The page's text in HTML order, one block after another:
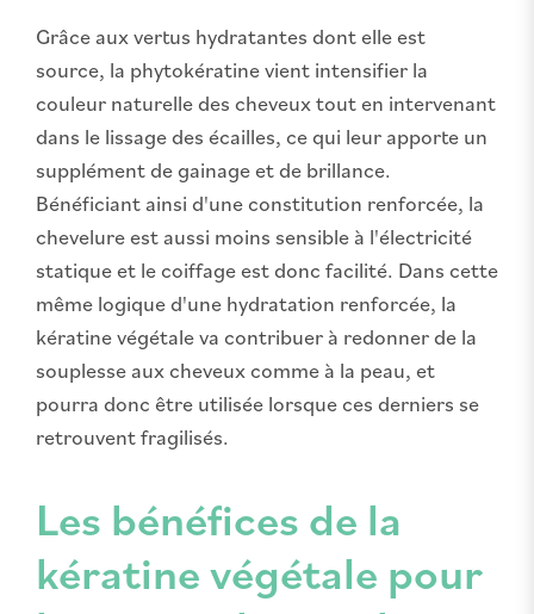
Grâce aux vertus hydratantes dont elle est
source, la phytokératine vient intensifier la
couleur naturelle des cheveux tout en intervenant
dans le lissage des écailles, ce qui leur apporte un
supplément de gainage et de brillance.
Bénéficiant ainsi d'une constitution renforcée, la
chevelure est aussi moins sensible à l'électricité
statique et le coiffage est donc facilité. Dans cette
même logique d'une hydratation renforcée, la
kératine végétale va contribuer à redonner de la
souplesse aux cheveux comme à la peau, et
pourra donc être utilisée lorsque ces derniers se
retrouvent fragilisés.
Les bénéfices de la
kératine végétale pour